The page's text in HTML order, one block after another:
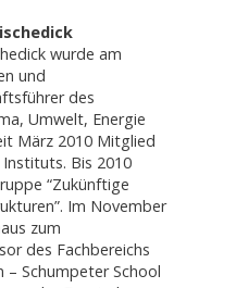
wurde am
und
des
Umwelt, Energie
März 2010 Mitglied
Bis 2010
“Zukünftige
Im November
zum
des Fachbereichs
Schumpeter School